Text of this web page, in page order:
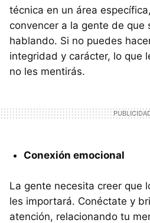
técnica en un área
convencer a la gente de que
hablando. Si no puedes
integridad y carácter, lo que
no les mentirás.
Conexión emocional
La gente necesita creer que
les importará. Conéctate y
atención, relacionando tu